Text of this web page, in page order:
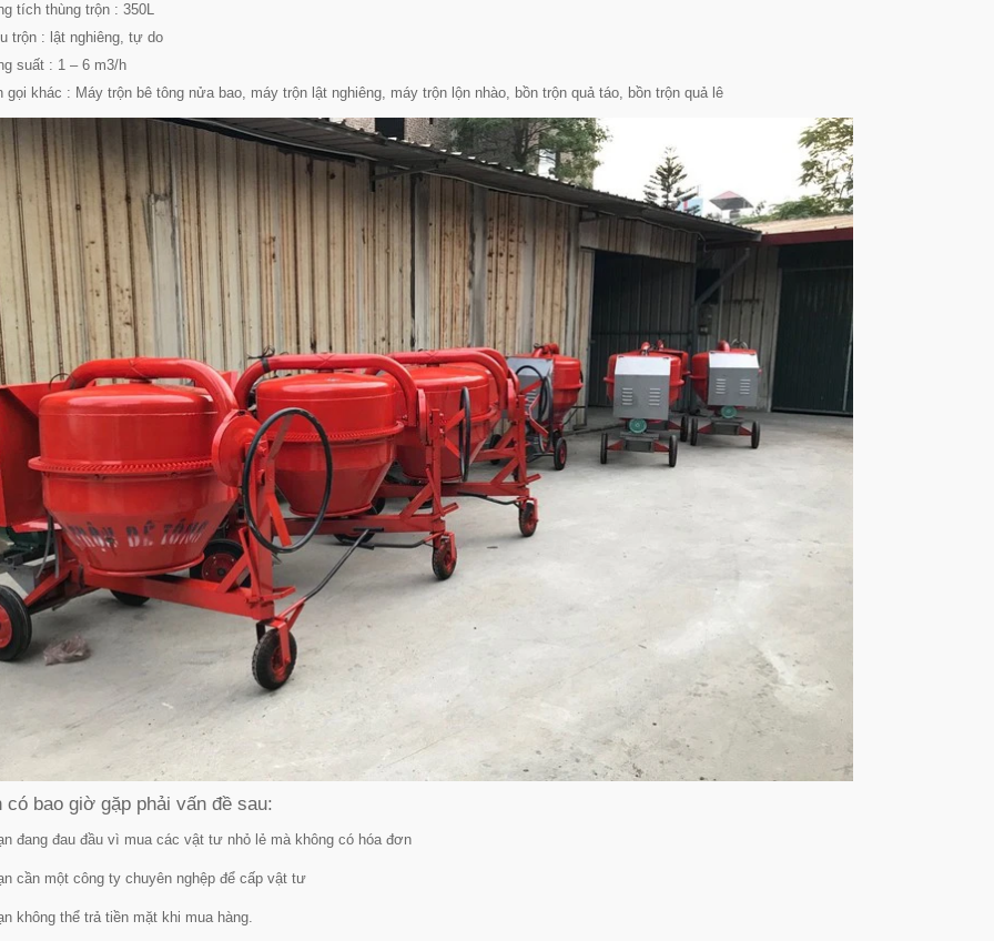
tích thùng trộn : 350L
trộn : lật nghiêng, tự do
suất : 1 – 6 m3/h
gọi khác : Máy trộn bê tông nửa bao, máy trộn lật nghiêng, máy trộn lộn nhào, bồn trộn quả táo, bồn trộn quả lê
có bao giờ gặp phải vấn đề sau:
đang đau đầu vì mua các vật tư nhỏ lẻ mà không có hóa đơn
cần một công ty chuyên nghệp để cấp vật tư
không thể trả tiền mặt khi mua hàng.